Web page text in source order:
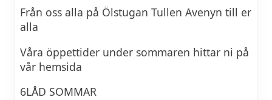
Från oss alla på Ölstugan Tullen Avenyn till er
alla
Våra öppettider under sommaren hittar ni på
vår hemsida
6LÅD SOMMAR